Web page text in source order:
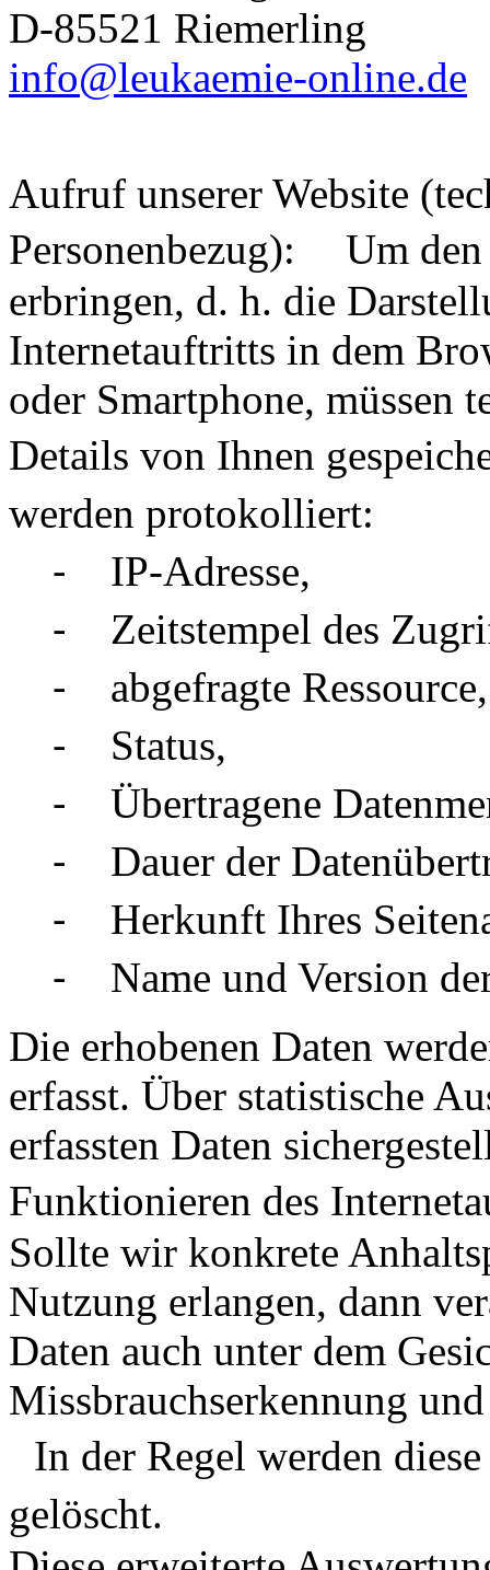
D-85521 Riemerling
info@leukaemie-online.de
Aufruf unserer Website
Personenbezug): Um den
erbringen, d. h. die
Internetauftritts in dem
oder Smartphone, müssen
Details von Ihnen
werden protokolliert:
⁃ IP-Adresse,
⁃ Zeitstempel des
⁃ abgefragte Ressource,
⁃ Status,
⁃ Übertragene
⁃ Dauer der
⁃ Herkunft Ihres
⁃ Name und Version
Die erhobenen Daten
erfasst. Über statistische
erfassten Daten
Funktionieren des
Sollte wir konkrete
Nutzung erlangen, dann
Daten auch unter dem
Missbrauchserkennung
In der Regel werden
gelöscht.